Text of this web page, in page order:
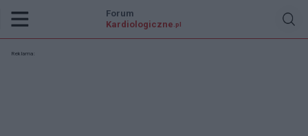
Forum
Kardiologiczne .pl
Reklama: